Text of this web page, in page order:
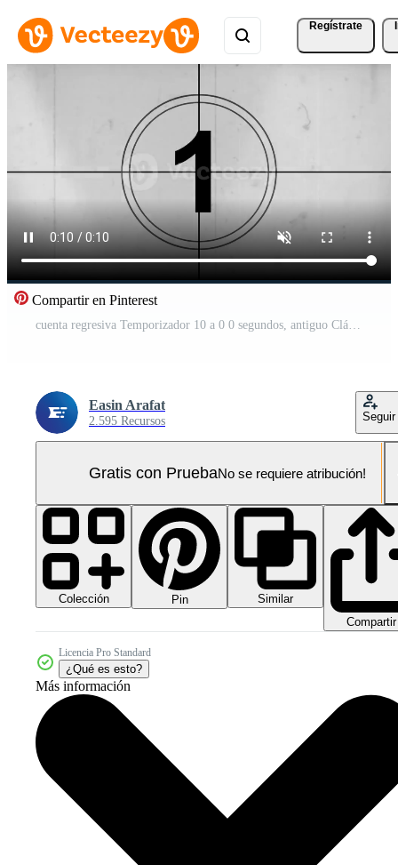
Regístrate
Compartir en Pinterest
cuenta regresiva Temporizador 10 a 0 0 segundos, antiguo Clásico cuenta regresiva animación aislado en gris antecedentes Vídeo Pro
Easin Arafat
2.595 Recursos Seguir
Gratis con PruebaNo se requiere atribución!
Colección Pin
Similar
Compartir
Licencia Pro Standard
¿Qué es esto?
Más información